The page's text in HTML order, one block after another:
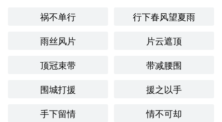
一面。
同义成语与反义成语
同义成语：
好事多磨：形容事情多波折，但与“好乱乐祸”有所区
祸不单行
行下春风望夏雨
雨丝风片
片云遮顶
顶冠束带
带减腰围
围城打援
援之以手
手下留情
情不可却